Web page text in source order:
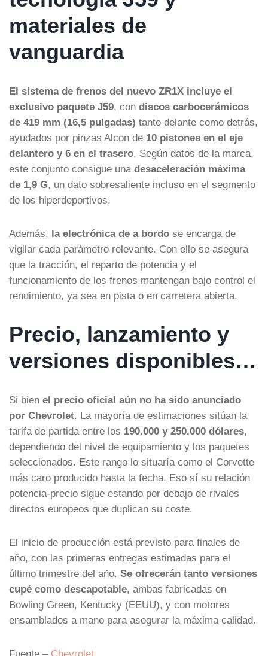
materiales de
vanguardia
El sistema de frenos del nuevo ZR1X incluye el
exclusivo paquete J59, con discos carbocerámicos
de 419 mm (16,5 pulgadas) tanto delante como detrás,
ayudados por pinzas Alcon de 10 pistones en el eje
delantero y 6 en el trasero. Según datos de la marca,
este conjunto consigue una desaceleración máxima
de 1,9 G, un dato sobresaliente incluso en el segmento
de los hiperdeportivos.
Además, la electrónica de a bordo se encarga de
vigilar cada parámetro relevante. Con ello se asegura
que la tracción, el reparto de potencia y el
funcionamiento de los frenos mantengan bajo control el
rendimiento, ya sea en pista o en carretera abierta.
Precio, lanzamiento y
versiones disponibles…
Si bien el precio oficial aún no ha sido anunciado
por Chevrolet. La mayoría de estimaciones sitúan la
tarifa de partida entre los 190.000 y 250.000 dólares,
dependiendo del nivel de equipamiento y los paquetes
seleccionados. Este rango lo situaría como el Corvette
más caro producido hasta la fecha. Eso sí su relación
potencia-precio sigue estando por debajo de rivales
directos europeos que duplican su coste.
El inicio de producción está previsto para finales de
año, con las primeras entregas estimadas para el
último trimestre del año. Se ofrecerán tanto versiones
cupé como descapotable, ambas fabricadas en
Bowling Green, Kentucky (EEUU), y con motores
ensamblados a mano para asegurar la máxima calidad.
Fuente – Chevrolet